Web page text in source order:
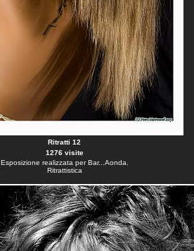
Ritratti 12
1276 visite
Esposizione realizzata per Bar...Aonda.
Ritrattistica